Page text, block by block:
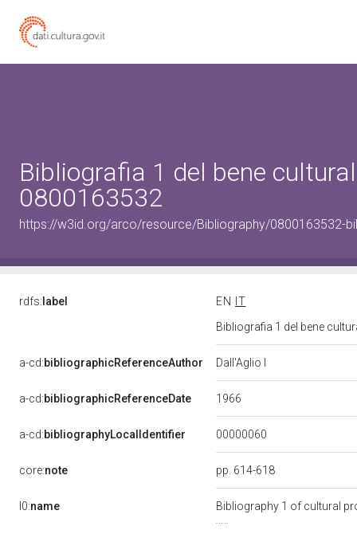
Bibliografia 1 del bene
0800163532
https://w3id.org/arco/resource/Bibliography/0800163532-
rdfs: label EN
IT
Bibliografia 1 del bene
a-cd:bibliographicReferenceAuthor Dall'Aglio I
a-cd:bibliographicReferenceDate 1966
a-cd:bibliographyLocalIdentifier 00000060
core:note pp. 614-618
l0:name Bibliography 1 of cultural